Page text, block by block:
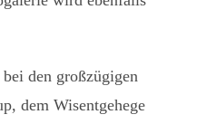
den großzügigen
dem Wisentgehege